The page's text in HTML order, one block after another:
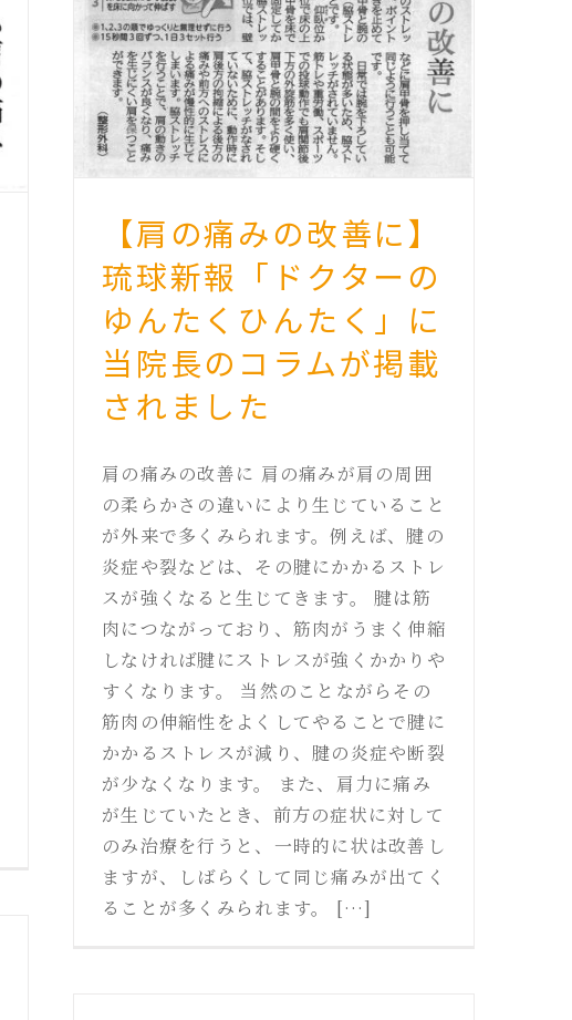
【肩の痛みの改善に】
琉球新報「ドクターの
ゆんたくひんたく」に
当院長のコラムが掲載
されました
肩の痛みの改善に 肩の痛みが肩の周囲
の柔らかさの違いにより生じていること
が外来で多くみられます。例えば、腱の
炎症や裂などは、その腱にかかるストレ
スが強くなると生じてきます。 腱は筋
肉につながっており、筋肉がうまく伸縮
しなければ腱にストレスが強くかかりや
すくなります。 当然のことながらその
筋肉の伸縮性をよくしてやることで腱に
かかるストレスが減り、腱の炎症や断裂
が少なくなります。 また、肩力に痛み
が生じていたとき、前方の症状に対して
のみ治療を行うと、一時的に状は改善し
ますが、しばらくして同じ痛みが出てく
ることが多くみられます。 […]